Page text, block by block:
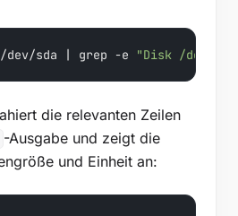
sda | grep -e "Disk /dev/
die relevanten Zeilen
-Ausgabe und zeigt die
und Einheit an: